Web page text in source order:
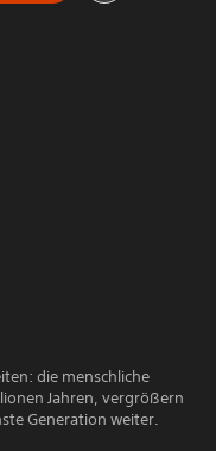
die menschliche
Jahren, vergrößern
Generation weiter.